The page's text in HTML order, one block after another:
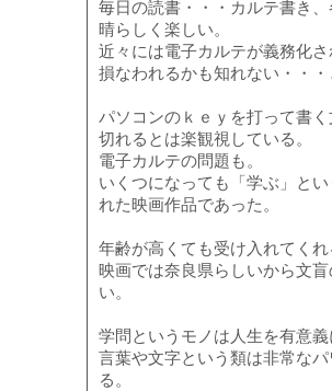
毎日の読書・・・カルテ書き
晴らしく楽しい。
近々には電子カルテが義務化
損なわれるかも知れない・・
パソコンのｋｅｙを打って書
切れるとは楽観視している。
電子カルテの問題も。
いくつになっても「学ぶ」と
れた映画作品であった。
年齢が高くても受け入れてく
映画では奈良県らしいから文
い。
学問というモノは人生を有意
言葉や文字という類は非常な
る。